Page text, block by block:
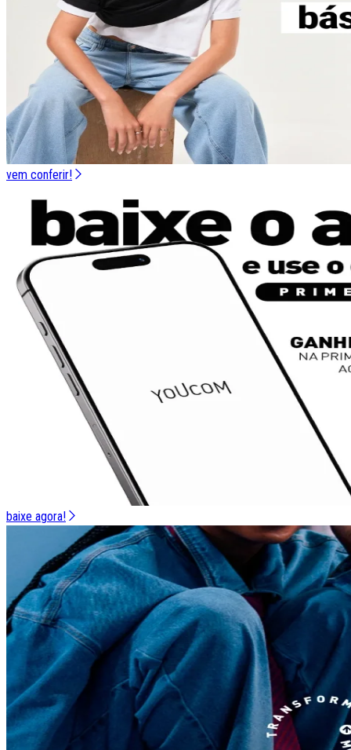
vem conferir!
baixe agora!